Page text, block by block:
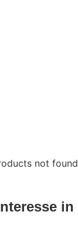
not found
in